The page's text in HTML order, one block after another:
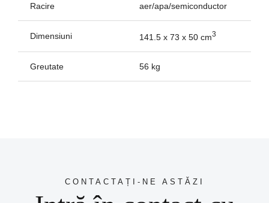
Racire aer/apa/semiconductor
Dimensiuni 141.5 x 73 x 50 cm3
Greutate 56 kg
CONTACTAȚI-NE ASTĂZI